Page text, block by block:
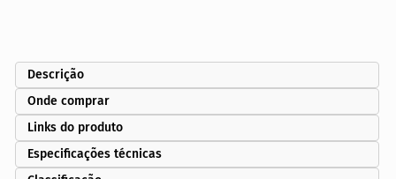
Descrição
Onde comprar
Links do produto
Especificações técnicas